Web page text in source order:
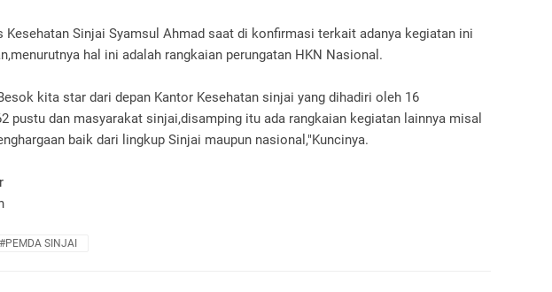
Kesehatan Sinjai Syamsul Ahmad saat di konfirmasi terkait adanya kegiatan ini
hal ini adalah rangkaian perungatan HKN Nasional.
kita star dari depan Kantor Kesehatan sinjai yang dihadiri oleh 16
pustu dan masyarakat sinjai,disamping itu ada rangkaian kegiatan lainnya misal
baik dari lingkup Sinjai maupun nasional,"Kuncinya.
#PEMDA SINJAI